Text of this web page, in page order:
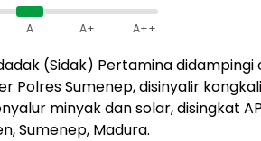
A A+ A++
(Sidak) Pertamina didampingi
Polres Sumenep, disinyalir
minyak dan solar, disingkat
Sumenep, Madura.